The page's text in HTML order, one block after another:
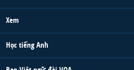
Xem
Học tiếng Anh